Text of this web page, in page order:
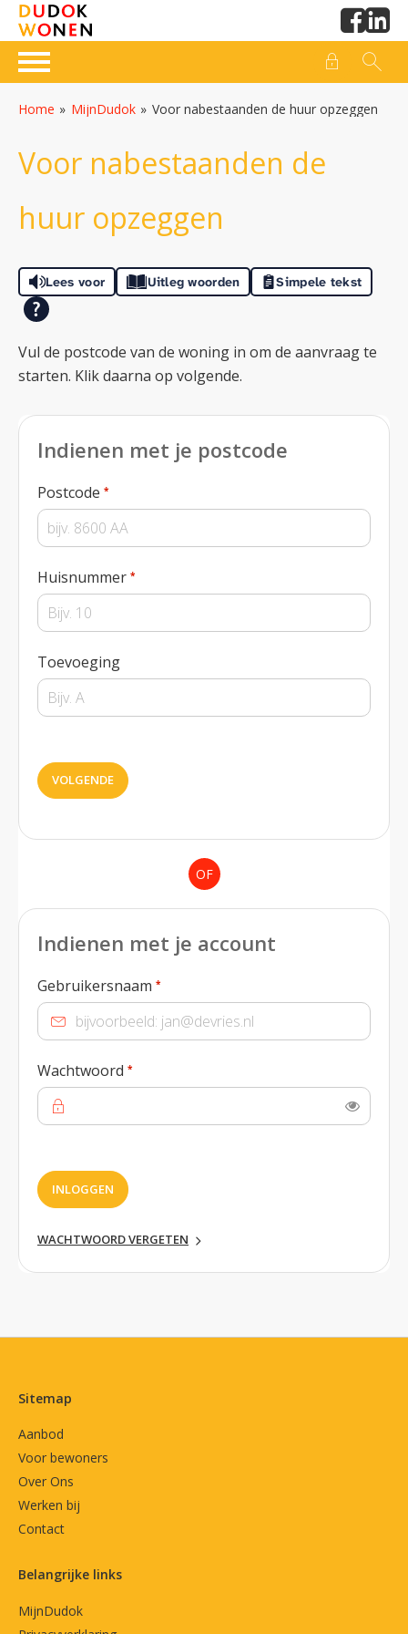
Naar de homepage
Ga naar Hoofd
Home MijnDudok Voor nabestaanden de huur opzeggen
Voor nabestaanden de
huur opzeggen
Lees voor Uitleg woorden Simpele tekst
Vul de postcode van de woning in om de aanvraag te
starten. Klik daarna op volgende.
Indienen met je postcode
Postcode *
Huisnummer *
Toevoeging
VOLGENDE
OF
Indienen met je account
Gebruikersnaam *
Wachtwoord *
INLOGGEN
WACHTWOORD VERGETEN
Contactinformatie
Sitemap
Aanbod
Voor bewoners
Over Ons
Werken bij
Contact
Belangrijke links
MijnDudok